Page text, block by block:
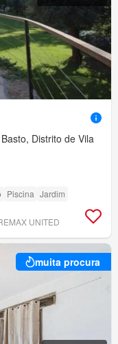
Distrito de Vila
Piscina Jardim
UNITED
muita procura